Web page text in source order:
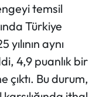
temsil
Türkiye
aynı
4,9 puanlık bir
çıktı. Bu durum,